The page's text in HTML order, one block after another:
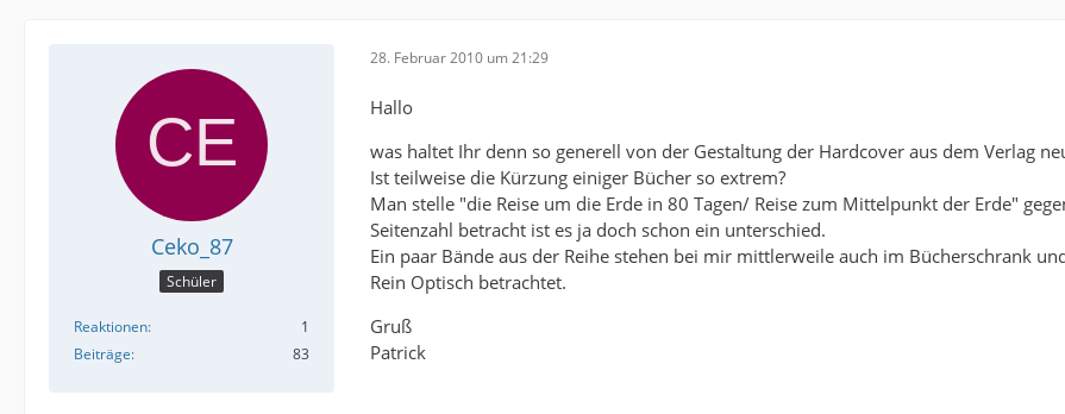
Ceko_87
Schüler
Reaktionen
1
Beiträge
83
28. Februar 2010 um 21:29
Hallo
was haltet Ihr denn so generell von der Gestaltung der Hardcover aus dem Verlag
Ist teilweise die Kürzung einiger Bücher so extrem?
Man stelle "die Reise um die Erde in 80 Tagen/ Reise zum Mittelpunkt der Erde"
Seitenzahl betracht ist es ja doch schon ein unterschied.
Ein paar Bände aus der Reihe stehen bei mir mittlerweile auch im Bücherschrank
Rein Optisch betrachtet.
Gruß
Patrick